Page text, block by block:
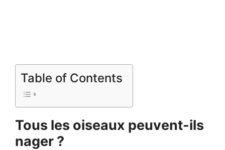
Table of Contents
Tous les oiseaux peuvent-ils
nager ?